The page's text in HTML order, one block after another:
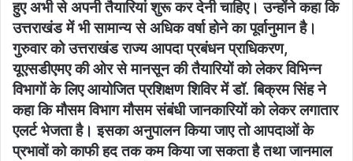
हुए अभी से अपनी तैयारियां शुरू कर देनी चाहिए। उन्होंने कहा कि
उत्तराखंड में भी सामान्य से अधिक वर्षा होने का पूर्वानुमान है।
गुरुवार को उत्तराखंड राज्य आपदा प्रबंधन प्राधिकरण,
यूएसडीएमए की ओर से मानसून की तैयारियों को लेकर विभिन्न
विभागों के लिए आयोजित प्रशिक्षण शिविर में डॉ. बिक्रम सिंह ने
कहा कि मौसम विभाग मौसम संबंधी जानकारियों को लेकर लगातार
एलर्ट भेजता है। इसका अनुपालन किया जाए तो आपदाओं के
प्रभावों को काफी हद तक कम किया जा सकता है तथा जानमाल